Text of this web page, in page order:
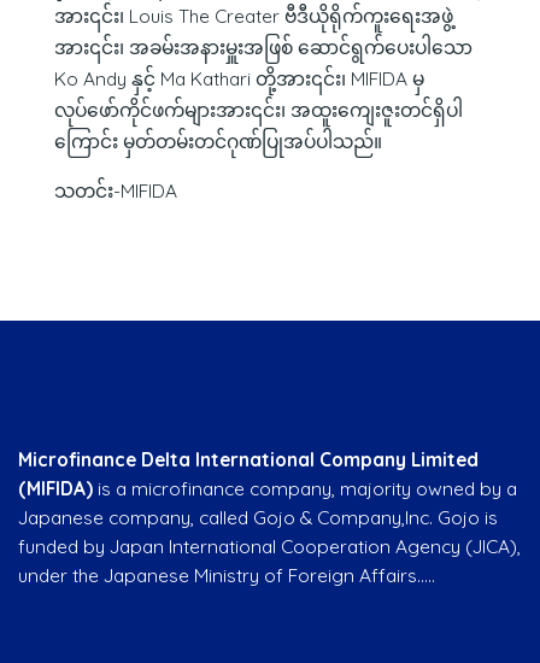
အား၎င်း၊ Louis The Creater ဗီဒီယိုရိုက်ကူးရေးအဖွဲ့
အား၎င်း၊ အခမ်းအနားမှူးအဖြစ် ဆောင်ရွက်ပေးပါသော
Ko Andy နှင့် Ma Kathari တို့အား၎င်း၊ MIFIDA မှ
လုပ်ဖော်ကိုင်ဖက်များအား၎င်း၊ အထူးကျေးဇူးတင်ရှိပါ
ကြောင်း မှတ်တမ်းတင်ဂုဏ်ပြုအပ်ပါသည်။
သတင်း-MIFIDA
Microfinance Delta International Company Limited
(MIFIDA) is a microfinance company, majority owned by a
Japanese company, called Gojo & Company,Inc. Gojo is
funded by Japan International Cooperation Agency (JICA),
under the Japanese Ministry of Foreign Affairs…..